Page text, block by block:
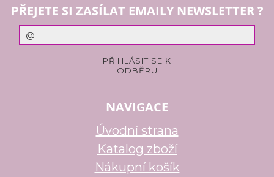
PŘEJETE SI ZASÍLAT EMAILY NEWSLETTER ?
NAVIGACE
Úvodní strana
Katalog zboží
Nákupní košík